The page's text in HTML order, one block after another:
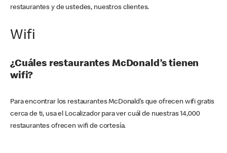
restaurantes y de ustedes, nuestros clientes.
Wifi
¿Cuáles restaurantes McDonald’s tienen
wifi?
Para encontrar los restaurantes McDonald’s que ofrecen wifi gratis
cerca de ti, usa el Localizador para ver cuál de nuestras 14,000
restaurantes ofrecen wifi de cortesía.